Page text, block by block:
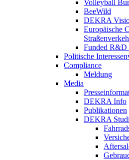
Volleyball
BeeWild
DEKRA
Europäische
Funded R&D
Politische
Compliance
Meldung
Media
DEKRA Info
Publikationen
DEKRA